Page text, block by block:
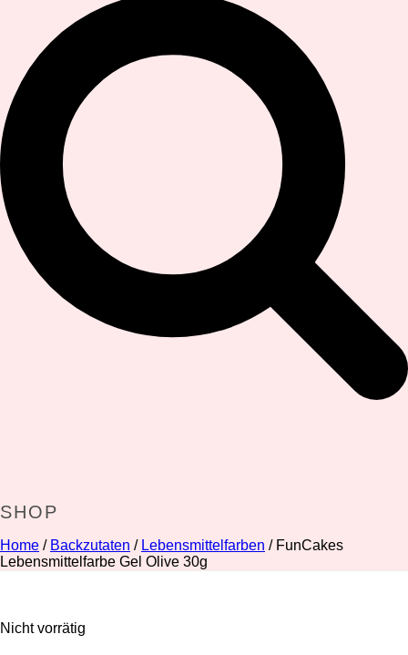
SHOP
Home / Backzutaten / Lebensmittelfarben / FunCakes
Lebensmittelfarbe Gel Olive 30g
Nicht vorrätig